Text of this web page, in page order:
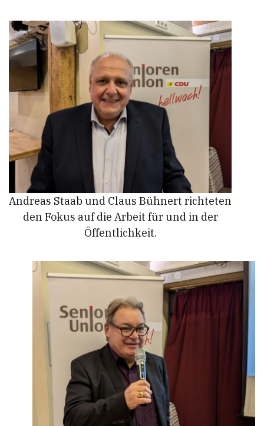
Andreas Staab und Claus Bühnert richteten
den Fokus auf die Arbeit für und in der
Öffentlichkeit.